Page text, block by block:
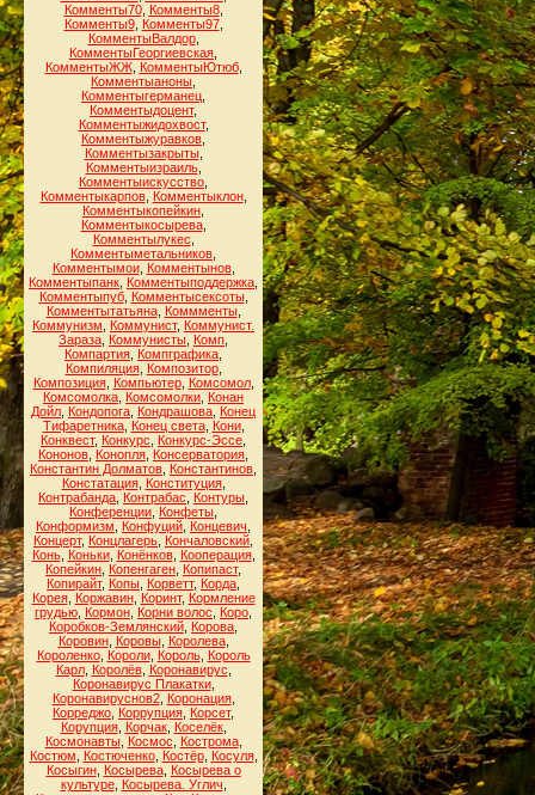
Комменты70, Комменты8,
Комменты9, Комменты97,
КомментыВалдор,
КомментыГеоргиевская
КомментыЖЖ, КомментыЮтюб,
Комментыаноны
Комментыгерманец
Комментыдоцент,
Комментыжидохвост,
Комментыжуравков
Комментызакрыты,
Комментыизраиль,
Комментыискусство
Комментыкарпов, Комментыклон,
Комментыкопейкин
Комментыкосырева,
Комментылукес
Комментыметальников
Комментымои, Комментынов,
Комментыпанк Комментыподдержка
Комментыпуб, Комментысексоты,
Комментытатьяна, Коммменты,
Коммунизм
Коммунист, Коммунист.
Зараза Коммунисты Комп
Компартия Компграфика
Компиляция, Композитор,
Композиция, Компьютер, Комсомол,
Комсомолка Комсомолки Конан
Дойл Кондопога Кондрашова Конец
Тифаретника, Конец света, Кони,
Конквест, Конкурс Конкурс-Эссе
Кононов Конопля Консерватория
Константин Долматов Константинов
Констатация, Конституция,
Контрабанда Контрабас Контуры
Конференции Конфеты
Конформизм
Конфуций Концевич
Концерт, Концлагерь Кончаловский
Конь, Коньки, Конёнков, Кооперация,
Копейкин Копенгаген Копипаст,
Копирайт, Копы Корветт, Корда
Корея, Коржавин, Коринт, Кормление
грудью Кормон Корни волос Коро
Коробков-Землянский Корова
Коровин, Коровы, Королева,
Короленко, Короли, Король, Король
Карл, Королёв, Коронавирус
Коронавирус Плакатки,
Коронавируснов2, Коронация,
Корреджо Коррупция Корсет,
Корупция, Корчак, Коселёк,
Космонавты, Космос Кострома,
Костюм
Костюченко, Костёр, Косуля,
Косыгин, Косырева, Косырева о
культуре, Косырева. Углич